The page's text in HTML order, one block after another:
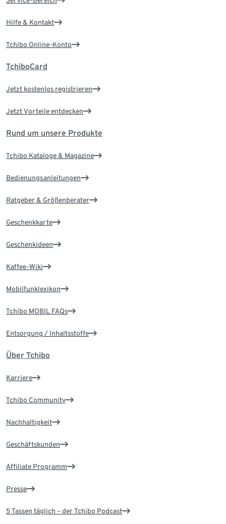
Hilfe & Kontakt
Tchibo Online-Konto
TchiboCard
Jetzt kostenlos registrieren
Jetzt Vorteile entdecken
Rund um unsere Produkte
Tchibo Kataloge & Magazine
Bedienungsanleitungen
Ratgeber & Größenberater
Geschenkkarte
Geschenkideen
Kaffee-Wiki
Mobilfunklexikon
Tchibo MOBIL FAQs
Entsorgung / Inhaltsstoffe
Über Tchibo
Karriere
Tchibo Community
Nachhaltigkeit
Geschäftskunden
Affiliate Programm
Presse
5 Tassen täglich – der Tchibo Podcast